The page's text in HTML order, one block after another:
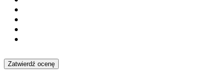
Zatwierdź ocenę